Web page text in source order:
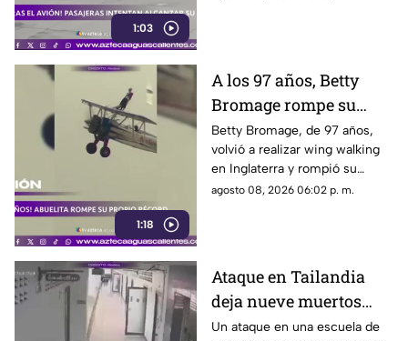
1:03
1:18
A los 97 años, Betty
Bromage rompe su
propio récord Guinness
en las alturas
Betty Bromage, de 97 años,
volvió a realizar wing walking
en Inglaterra y rompió su
propio récord Guinness tras
agosto 08, 2026 06:02 p. m.
Ataque en Tailandia
deja nueve muertos
tras agresión en una
Un ataque en una escuela de